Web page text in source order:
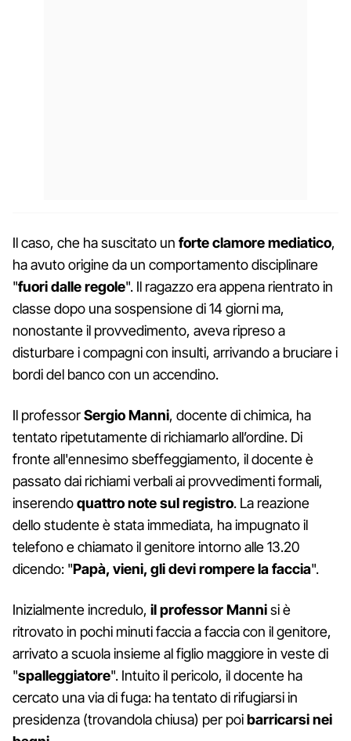
Il caso, che ha suscitato un forte clamore mediatico,
ha avuto origine da un comportamento disciplinare
"fuori dalle regole". Il ragazzo era appena rientrato in
classe dopo una sospensione di 14 giorni ma,
nonostante il provvedimento, aveva ripreso a
disturbare i compagni con insulti, arrivando a bruciare i
bordi del banco con un accendino.
Il professorSergio Manni, docente di chimica, ha
tentato ripetutamente di richiamarlo all’ordine. Di
fronte all'ennesimo sbeffeggiamento, il docente è
passato dai richiami verbali ai provvedimenti formali,
inserendoquattro note sul registro. La reazione
dello studente è stata immediata, ha impugnato il
telefono e chiamato il genitore intorno alle 13.20
dicendo: "Papà, vieni, gli devi rompere la faccia".
Inizialmente incredulo, il professor Mannisi è
ritrovato in pochi minuti faccia a faccia con il genitore,
arrivato a scuola insieme al figlio maggiore in veste di
"spalleggiatore". Intuito il pericolo, il docente ha
cercato una via di fuga: ha tentato di rifugiarsi in
presidenza (trovandola chiusa) per poibarricarsi nei